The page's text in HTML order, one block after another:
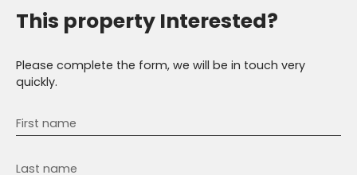
This property Interested?
Please complete the form, we will be in touch very
quickly.
First name
Last name